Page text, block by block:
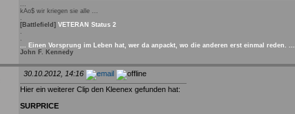
...
kAo$ wir kriegen sie alle ...
.
[Battlefield] VETERAN Status 2
.
.
... Einen Vorsprung im Leben hat, wer da anpackt, wo die anderen erst einmal reden. ...
John F. Kennedy
30.10.2012, 14:16
Hier ein weiterer Clip den Kleenex gefunden hat:
SURPRICE